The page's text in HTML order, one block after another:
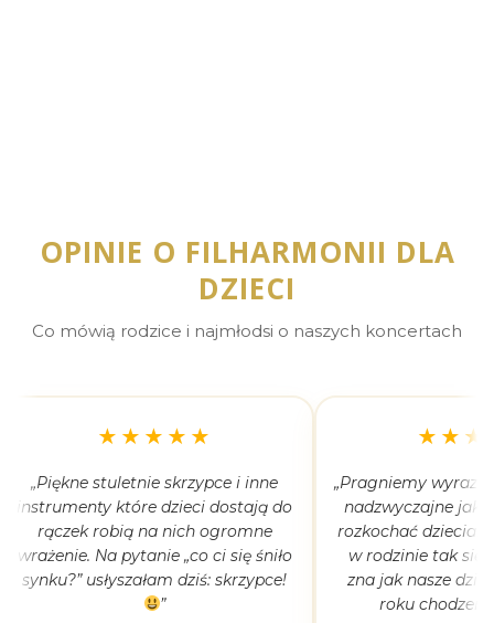
OPINIE O FILHARMONII DLA
DZIECI
Co mówią rodzice i najmłodsi o naszych koncertach
★★★★★
„Piękne stuletnie skrzypce i inne
instrumenty które dzieci dostają do
rączek robią na nich ogromne
wrażenie. Na pytanie „co ci się śniło
synku?” usłyszałam dziś: skrzypce!
”
„Pragniemy wyrazić
nadzwyczajne jak
rozkochać
w rodzinie tak się
zna jak nasze
roku